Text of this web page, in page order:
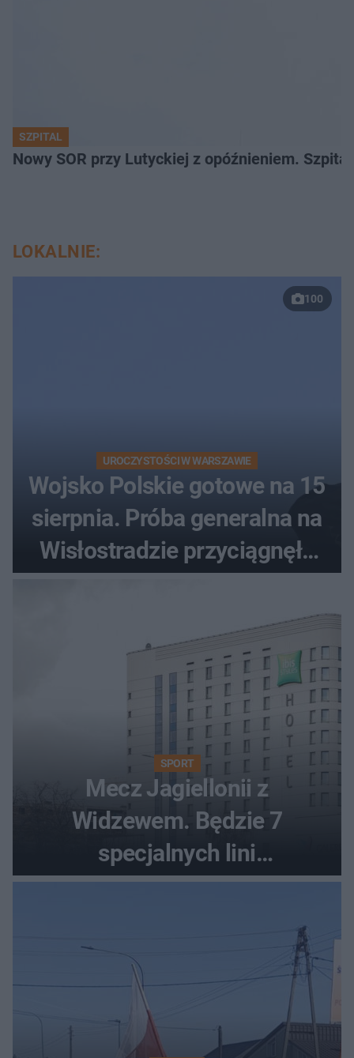
SZPITAL
Nowy SOR przy Lutyckiej z opóźnieniem.
LOKALNIE:
100
UROCZYSTOŚCI W WARSZAWIE
Wojsko Polskie gotowe na 15
sierpnia. Próba generalna na
Wisłostradzie przyciągnęła
tłumy
SPORT
Mecz Jagiellonii z
Widzewem. Będzie 7
specjalnych lini
autobusowych